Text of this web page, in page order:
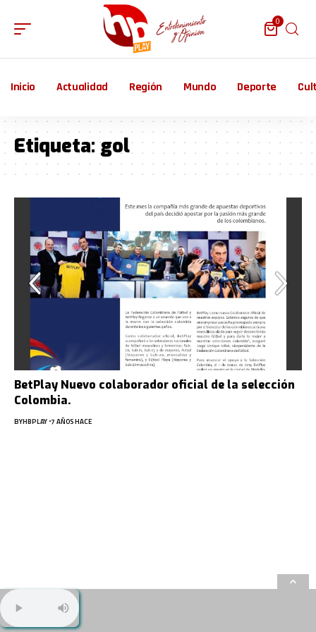
0
Inicio Actualidad Región Mundo Deporte
Etiqueta:gol
BetPlay Nuevo colaborador oficial de la selección
Colombia.
BYHBPLAY 7 AÑOS HACE